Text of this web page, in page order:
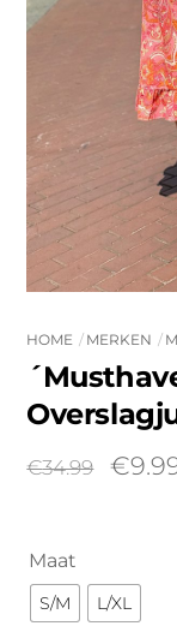
HOME MERKEN
€34.99 €
Maat
S/M L/XL